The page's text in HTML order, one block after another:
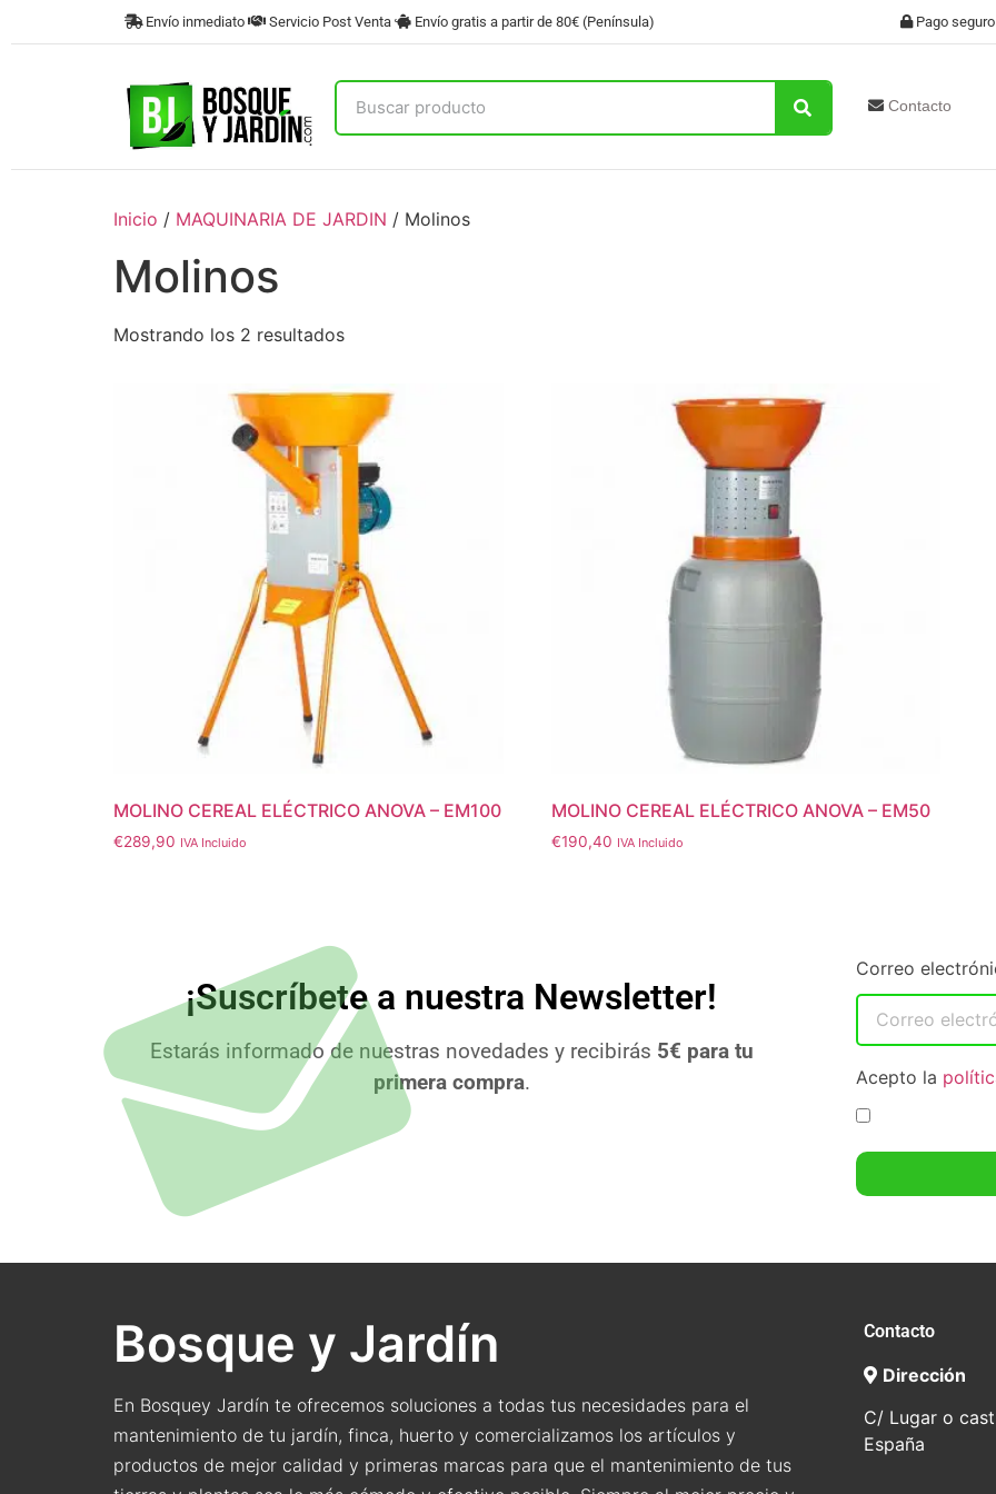
Envío inmediato Servicio Post Venta Envío gratis a partir de 80€ (Península) Pago seguro
Contacto
Inicio / MAQUINARIA DE JARDIN / Molinos
Molinos
Mostrando los 2 resultados
MOLINO CEREAL ELÉCTRICO ANOVA – EM100
€289,90 IVA Incluido
MOLINO CEREAL ELÉCTRICO ANOVA – EM50
€190,40 IVA Incluido
¡Suscríbete a nuestra Newsletter!
Estarás informado de nuestras novedades y recibirás 5€ para tu
primera compra.
Correo
Acepto la
Bosque y Jardín
En Bosquey Jardín te ofrecemos soluciones a todas tus necesidades para el
mantenimiento de tu jardín, finca, huerto y comercializamos los artículos y
productos de mejor calidad y primeras marcas para que el mantenimiento de tus
Contacto
Dirección
C/ Lugar o
España